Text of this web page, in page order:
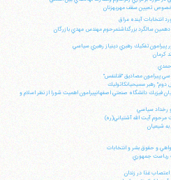
فيزيك دانشگاه صنعتي اصفهانپيرامون اهميت شورا از نظر اسلام و